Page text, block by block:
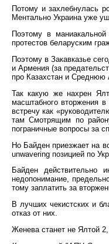
Потому и захлебнулась
Ментально Украина уже
Поэтому в
протестов беларуским
Поэтому в Закавказье
и Армения (за
про Казахстан и Среднюю
Так какую же нахрен
масштабного вторжения
встречу как
там Смотрящим по
пограничные вопросы за
Но Байден приезжает на
unwavering позицией по
Байден
недопонимание,
тому заплатить за
В лучших чекистских и
отказ от них.
Женева станет не Ялтой